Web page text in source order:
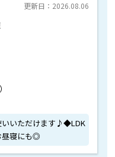
更新日：2026.08.06
いいただけます♪◆LDK
昼寝にも◎